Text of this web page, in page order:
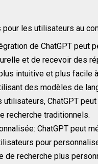
les utilisateurs au
de ChatGPT peut
et de recevoir des
intuitive et plus facile
des modèles de
ChatGPT
recherche traditionnels.
ChatGPT peut
pour
de recherche plus